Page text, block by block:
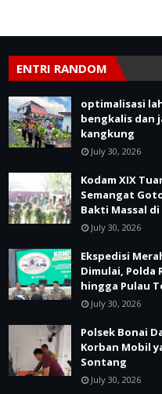
ENTRI RANDOM
optimalisasi
bengkalis dan
kangkung
July 30, 2026
Kodam XIX
Semangat
Bakti Massal
July 30, 2026
Ekspedisi
Dimulai, Polda
hingga Pulau
July 30, 2026
Polsek Bonai
Korban Mobil
Sontang
July 30, 2026